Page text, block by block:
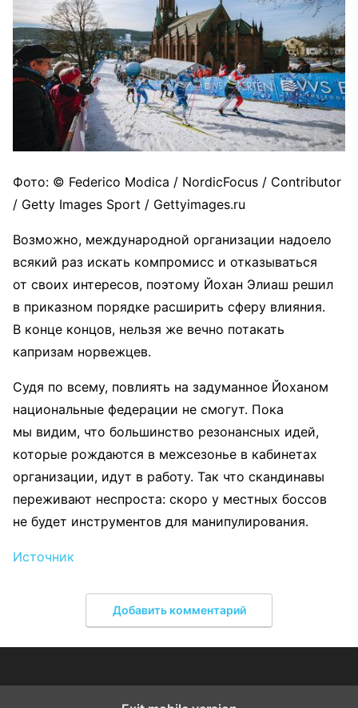
Фото: © Federico Modica / NordicFocus / Contributor
/ Getty Images Sport / Gettyimages.ru
Возможно, международной организации надоело
всякий раз искать компромисс и отказываться
от своих интересов, поэтому Йохан Элиаш решил
в приказном порядке расширить сферу влияния.
В конце концов, нельзя же вечно потакать
капризам норвежцев.
Судя по всему, повлиять на задуманное Йоханом
национальные федерации не смогут. Пока
мы видим, что большинство резонансных идей,
которые рождаются в межсезонье в кабинетах
организации, идут в работу. Так что скандинавы
переживают неспроста: скоро у местных боссов
не будет инструментов для манипулирования.
Источник
Добавить комментарий